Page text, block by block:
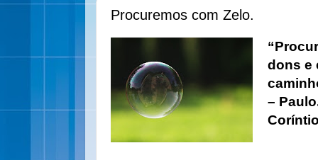
Procuremos com Zelo.
dons e
–